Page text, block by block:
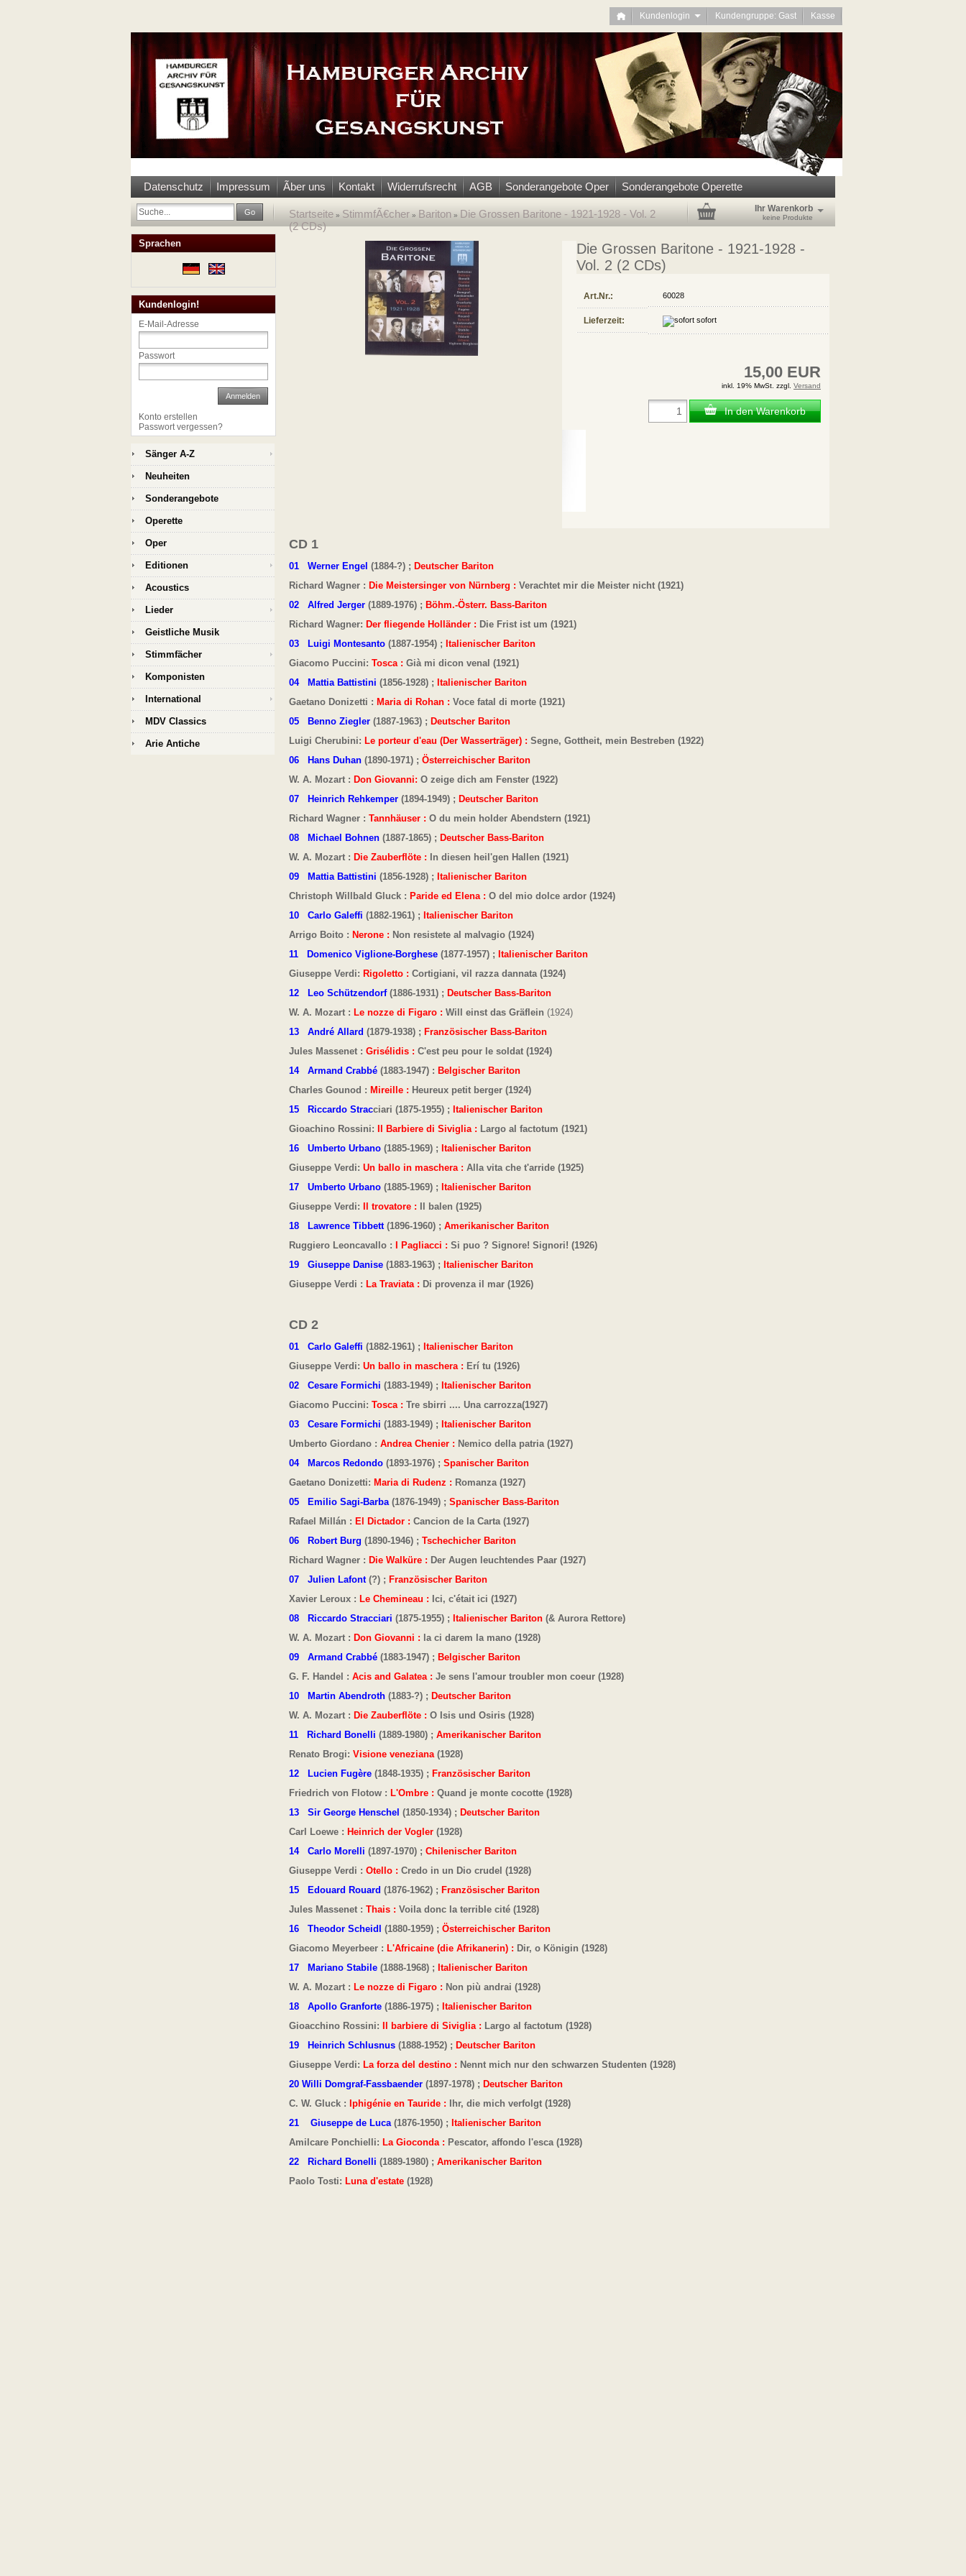
Kundenlogin Kundengruppe: Gast Kasse
Datenschutz Impressum Ãber uns Kontakt Widerrufsrecht AGB Sonderangebote Oper Sonderangebote Operette
Go Startseite » StimmfÃ€cher » Bariton » Die Grossen Baritone - 1921-1928 - Vol. 2
(2 CDs)
Ihr Warenkorb
keine Produkte
Die Grossen Baritone - 1921-1928 -
Vol. 2 (2 CDs)
Art.Nr.: 60028
Lieferzeit: sofort
15,00 EUR
inkl. 19% MwSt. zzgl. Versand
In den Warenkorb
CD 1
01 Werner Engel (1884-?) ; Deutscher Bariton
Richard Wagner : Die Meistersinger von Nürnberg : Verachtet mir die Meister nicht (1921)
02 Alfred Jerger (1889-1976) ; Böhm.-Österr. Bass-Bariton
Richard Wagner: Der fliegende Holländer : Die Frist ist um (1921)
03
Luigi Montesanto (1887-1954) ; Italienischer Bariton
Giacomo Puccini: Tosca : Già mi dicon venal (1921)
04
Mattia Battistini (1856-1928) ; Italienischer Bariton
Gaetano Donizetti : Maria di Rohan : Voce fatal di morte (1921)
05
Benno Ziegler (1887-1963) ; Deutscher Bariton
Luigi Cherubini: Le porteur d'eau (Der Wasserträger) : Segne, Gottheit, mein Bestreben (1922)
06
Hans Duhan (1890-1971) ; Österreichischer Bariton
W. A. Mozart : Don Giovanni: O zeige dich am Fenster (1922)
07
Heinrich Rehkemper (1894-1949) ; Deutscher Bariton
Richard Wagner : Tannhäuser : O du mein holder Abendstern (1921)
08
Michael Bohnen (1887-1865) ; Deutscher Bass-Bariton
W. A. Mozart : Die Zauberflöte :
In diesen heil'gen Hallen (1921)
09 MattiaBattistini (1856-1928) ; Italienischer Bariton
Christoph Willbald Gluck : Paride ed Elena : O del mio dolce ardor (1924)
10 Carlo Galeffi (1882-1961) ; Italienischer Bariton
Arrigo Boito : Nerone : Non resistete al malvagio (1924)
11
Domenico Viglione-Borghese (1877-1957) ; Italienischer Bariton
Giuseppe Verdi: Rigoletto : Cortigiani, vil razza dannata (1924)
12
Leo Schützendorf(1886-1931) ; Deutscher Bass-Bariton
W. A. Mozart : Le nozze di Figaro : Will einst das Gräflein (1924)
13 André Allard (1879-1938) ; Französischer Bass-Bariton
Jules Massenet : Grisélidis : C'est peu pour le soldat (1924)
14 Armand Crabbé (1883-1947) : Belgischer Bariton
Charles Gounod : Mireille : Heureux petit berger (1924)
15
Riccardo Stracciari (1875-1955) ; Italienischer Bariton
Gioachino Rossini:
Il Barbiere di Siviglia : Largo al factotum (1921)
16 Umberto Urbano (1885-1969) ; Italienischer Bariton
Giuseppe Verdi: Un ballo in maschera : Alla vita che t'arride (1925)
17 Umberto Urbano (1885-1969) ; Italienischer Bariton
Giuseppe Verdi:
Il trovatore :
Il balen (1925)
18
Lawrence Tibbett(1896-1960) ; Amerikanischer Bariton
Ruggiero Leoncavallo :
I Pagliacci : Si puo ? Signore! Signori! (1926)
19 Giuseppe Danise (1883-1963) ; Italienischer Bariton
Giuseppe Verdi : La Traviata : Di provenza il mar (1926)
CD 2
01 Carlo Galeffi (1882-1961) ; Italienischer Bariton
Giuseppe Verdi: Un ballo in maschera : Erí tu (1926)
02 Cesare Formichi (1883-1949) ; Italienischer Bariton
Giacomo Puccini: Tosca : Tre sbirri .... Una carrozza(1927)
03 Cesare Formichi (1883-1949) ; Italienischer Bariton
Umberto Giordano : Andrea Chenier : Nemico della patria(1927)
04
Marcos Redondo (1893-1976) ; Spanischer Bariton
Gaetano Donizetti: Maria di Rudenz : Romanza (1927)
05
Emilio Sagi-Barba(1876-1949) ; Spanischer Bass-Bariton
Rafael Millán : El Dictador : Cancion de la Carta (1927)
06
Robert Burg (1890-1946) ; Tschechicher Bariton
Richard Wagner : Die Walküre : Der Augen leuchtendes Paar (1927)
07 Julien Lafont(?) ; Französischer Bariton
Xavier Leroux : Le Chemineau : Ici, c'était ici (1927)
08
Riccardo Stracciari (1875-1955) ; Italienischer Bariton (& Aurora Rettore)
W. A. Mozart : Don Giovanni : la ci darem la mano (1928)
09 Armand Crabbé (1883-1947) ; Belgischer Bariton
G. F. Handel : Acis and Galatea : Je sens l'amour troubler mon coeur (1928)
10
Martin Abendroth (1883-?) ; Deutscher Bariton
W. A. Mozart : Die Zauberflöte : O Isis und Osiris (1928)
11
Richard Bonelli (1889-1980) ; Amerikanischer Bariton
Renato Brogi: Visione veneziana(1928)
12
Lucien Fugère (1848-1935) ; Französischer Bariton
Friedrich von Flotow : L'Ombre : Quand je monte cocotte (1928)
13 Sir George Henschel (1850-1934) ; Deutscher Bariton
Carl Loewe : Heinrich der Vogler (1928)
14 Carlo Morelli (1897-1970) ; Chilenischer Bariton
Giuseppe Verdi : Otello : Credo in un Dio crudel (1928)
15
Edouard Rouard (1876-1962) ; Französischer Bariton
Jules Massenet : Thais : Voila donc la terrible cité (1928)
16 Theodor Scheidl (1880-1959) ; Österreichischer Bariton
Giacomo Meyerbeer : L'Africaine (die Afrikanerin) : Dir, o Königin (1928)
17
Mariano Stabile (1888-1968) ; Italienischer Bariton
W. A. Mozart : Le nozze di Figaro : Non più andrai (1928)
18 Apollo Granforte (1886-1975) ; Italienischer Bariton
Gioacchino Rossini:
Il barbiere di Siviglia : Largo al factotum (1928)
19
Heinrich Schlusnus (1888-1952) ; Deutscher Bariton
Giuseppe Verdi: La forza del destino : Nennt mich nur den schwarzen Studenten (1928)
20 Willi Domgraf-Fassbaender (1897-1978) ; Deutscher Bariton
C. W. Gluck : Iphigénie en Tauride : Ihr, die mich verfolgt (1928)
21 Giuseppe de Luca(1876-1950) ; Italienischer Bariton
Amilcare Ponchielli: La Gioconda : Pescator, affondo l'esca (1928)
22
Richard Bonelli (1889-1980) ; Amerikanischer Bariton
Paolo Tosti: Luna d'estate (1928)
Sprachen
Kundenlogin!
E-Mail-Adresse
Passwort
Anmelden
Konto erstellen
Passwort vergessen?
Sänger A-Z
Neuheiten
Sonderangebote
Operette
Oper
Editionen
Acoustics
Lieder
Geistliche Musik
Stimmfächer
Komponisten
International
MDV Classics
Arie Antiche